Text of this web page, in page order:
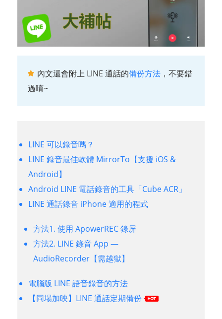
內文還會附上 LINE 通話的備份方法 ，不要錯
過唷~
LINE 可以錄音嗎？
LINE 錄音最佳軟體 MirrorTo【支援 iOS &
Android】
Android LINE 電話錄音的工具「Cube ACR」
LINE 通話錄音 iPhone 適用的程式
方法1. 使用 ApowerREC 錄屏
方法2. LINE 錄音 App —
AudioRecorder【需越獄】
電腦版 LINE 語音錄音的方法
【同場加映】LINE 通話定期備份